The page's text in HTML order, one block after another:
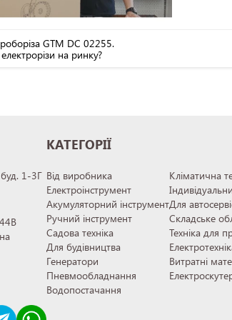
GTM DC 02255.
на ринку?
буд. 1-3Г
КАТЕГОРІЇ
Від виробника
Електроінструмент
Акумуляторний інструмент
Ручний інструмент
Садова техніка
Для будівництва
Генератори
Пневмообладнання
Водопостачання
Кліматична
Для
Складське
Техніка для
Витратні